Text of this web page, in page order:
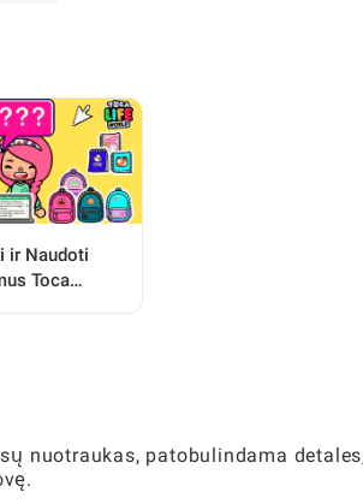
ir Naudoti
Toca
nuotraukas, patobulindama